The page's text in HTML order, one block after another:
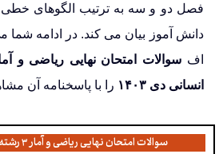
فصل دو و سه به ترتیب الگوهای
دانش آموز بیان می کند. در ادامه شما
اف سوالات امتحان نهایی ریاضی و
انسانی دی ۱۴۰۳
را با پاسخنامه آن
سوالات امتحان نهایی ریاضی و آمار ۳ رشته انسانی دی ۱۴۰۳